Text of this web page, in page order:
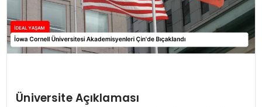
Üniversite Açıklaması